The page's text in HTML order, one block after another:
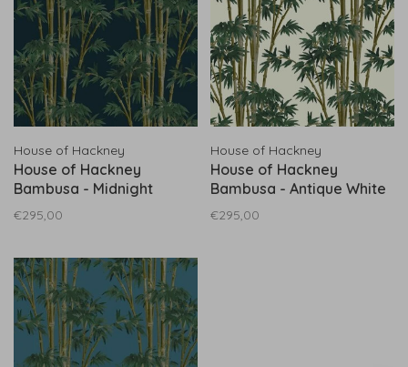
House of Hackney
House of Hackney
Bambusa - Midnight
€295,00
House of Hackney
House of Hackney
Bambusa - Antique White
€295,00